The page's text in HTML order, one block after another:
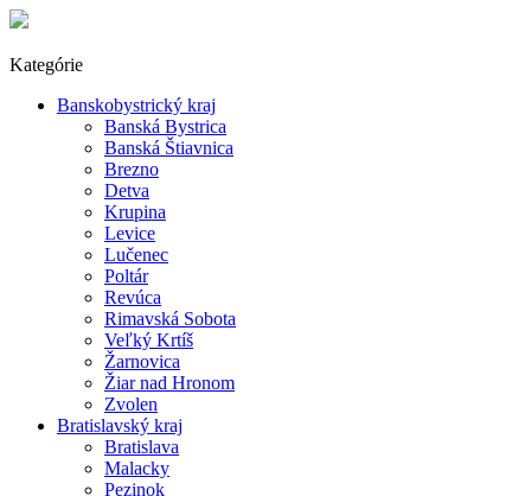
Kategórie
Banskobystrický kraj
Banská Bystrica
Banská Štiavnica
Brezno
Detva
Krupina
Levice
Lučenec
Poltár
Revúca
Rimavská Sobota
Veľký Krtíš
Žarnovica
Žiar nad Hronom
Zvolen
Bratislavský kraj
Bratislava
Malacky
Pezinok